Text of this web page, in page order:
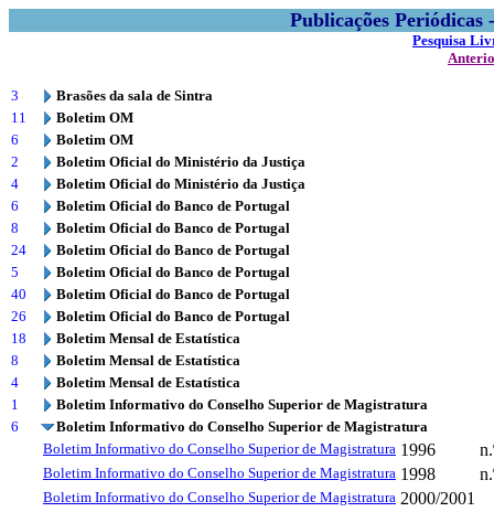
Publicações
Pesquisa
3
Brasões da sala de Sintra
11
Boletim OM
6
Boletim OM
2
Boletim Oficial do Ministério da Justiça
4
Boletim Oficial do Ministério da Justiça
6
Boletim Oficial do Banco de Portugal
8
Boletim Oficial do Banco de Portugal
24
Boletim Oficial do Banco de Portugal
5
Boletim Oficial do Banco de Portugal
40
Boletim Oficial do Banco de Portugal
26
Boletim Oficial do Banco de Portugal
18
Boletim Mensal de Estatística
8
Boletim Mensal de Estatística
4
Boletim Mensal de Estatística
1
Boletim Informativo do Conselho Superior de Magistratura
6
Boletim Informativo do Conselho Superior de Magistratura
Boletim Informativo do Conselho Superior de Magistratura 1996
Boletim Informativo do Conselho Superior de Magistratura 1998
Boletim Informativo do Conselho Superior de Magistratura 2000/2001